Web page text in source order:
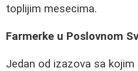
toplijim mesecima.
Farmerke u Poslovnom
Jedan od izazova sa